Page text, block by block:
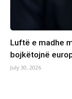
Luftë e madhe
bojkëtojnë
July 30, 2026